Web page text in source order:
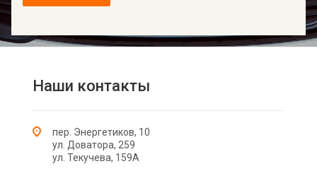
Наши контакты
пер. Энергетиков, 10
ул. Доватора, 259
ул. Текучева, 159А